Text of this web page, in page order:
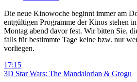
Die neue Kinowoche beginnt immer am
entgültigen Programme der Kinos stehen
Montag abend davor fest. Wir bitten Sie,
falls für bestimmte Tage keine bzw. nur
vorliegen.
17:15
3D Star Wars: The Mandalorian & Grogu